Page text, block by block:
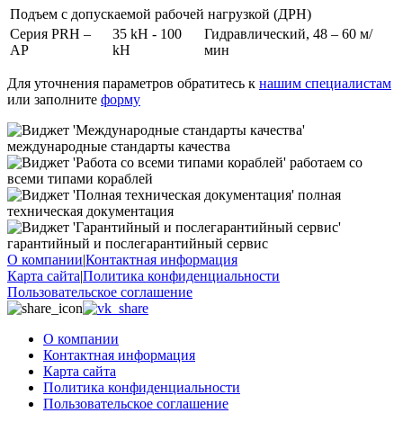
Подъем с допускаемой рабочей нагрузкой (ДРН)
Серия PRH –
AP
35 kH - 100
kH
Гидравлический, 48 – 60 м/
мин
Для уточнения параметров обратитесь к нашим специалистам
или заполните форму
международные стандарты качества
работаем со
всеми типами кораблей
полная
техническая документация
гарантийный и послегарантийный сервис
О компании|Контактная информация
Карта сайта|Политика конфиденциальности
Пользовательское соглашение
О компании
Контактная информация
Карта сайта
Политика конфиденциальности
Пользовательское соглашение